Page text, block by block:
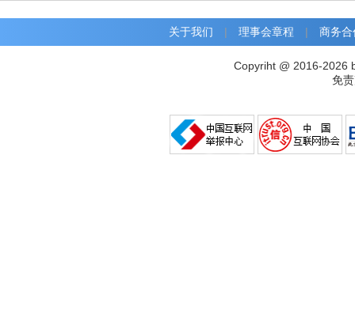
关于我们 | 理事会章程 | 商务合
Copyriht @ 2016-2026
免责